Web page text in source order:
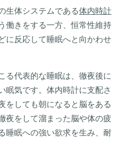
生体システムである体内時計
働きをする一方、恒常性維持
に反応して睡眠へと向かわせ
る代表的な睡眠は、徹夜後に
眠気です。体内時計に支配さ
をしても朝になると脳をある
夜をして溜まった脳や体の疲
睡眠への強い欲求を生み、耐